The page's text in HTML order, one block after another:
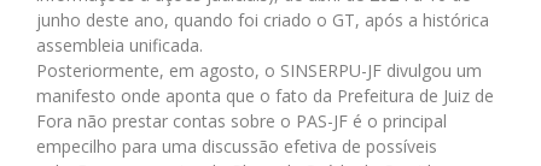
junho deste ano, quando foi criado o GT, após a histórica
assembleia unificada.
Posteriormente, em agosto, o SINSERPU-JF divulgou um
manifesto onde aponta que o fato da Prefeitura de Juiz de
Fora não prestar contas sobre o PAS-JF é o principal
empecilho para uma discussão efetiva de possíveis